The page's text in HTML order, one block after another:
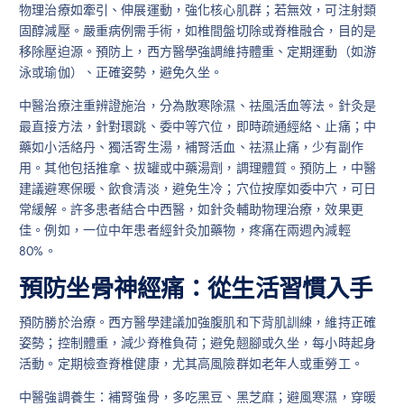
物理治療如牽引、伸展運動，強化核心肌群；若無效，可注射類
固醇減壓。嚴重病例需手術，如椎間盤切除或脊椎融合，目的是
移除壓迫源。預防上，西方醫學強調維持體重、定期運動（如游
泳或瑜伽）、正確姿勢，避免久坐。
中醫治療注重辨證施治，分為散寒除濕、祛風活血等法。針灸是
最直接方法，針對環跳、委中等穴位，即時疏通經絡、止痛；中
藥如小活絡丹、獨活寄生湯，補腎活血、祛濕止痛，少有副作
用。其他包括推拿、拔罐或中藥湯劑，調理體質。預防上，中醫
建議避寒保暖、飲食清淡，避免生冷；穴位按摩如委中穴，可日
常緩解。許多患者結合中西醫，如針灸輔助物理治療，效果更
佳。例如，一位中年患者經針灸加藥物，疼痛在兩週內減輕
80%。
預防坐骨神經痛：從生活習慣入手
預防勝於治療。西方醫學建議加強腹肌和下背肌訓練，維持正確
姿勢；控制體重，減少脊椎負荷；避免翹腳或久坐，每小時起身
活動。定期檢查脊椎健康，尤其高風險群如老年人或重勞工。
中醫強調養生：補腎強骨，多吃黑豆、黑芝麻；避風寒濕，穿暖